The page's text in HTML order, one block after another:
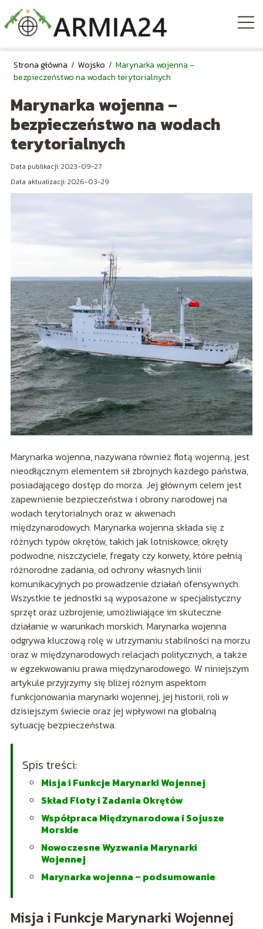
Strona główna / Wojsko / Marynarka wojenna –
bezpieczeństwo na wodach terytorialnych
Marynarka wojenna –
bezpieczeństwo na wodach
terytorialnych
Data publikacji: 2023-09-27
Data aktualizacji: 2026-03-29
Marynarka wojenna, nazywana również flotą wojenną, jest
nieodłącznym elementem sił zbrojnych każdego państwa,
posiadającego dostęp do morza. Jej głównym celem jest
zapewnienie bezpieczeństwa i obrony narodowej na
wodach terytorialnych oraz w akwenach
międzynarodowych. Marynarka wojenna składa się z
różnych typów okrętów, takich jak lotniskowce, okręty
podwodne, niszczyciele, fregaty czy korwety, które pełnią
różnorodne zadania, od ochrony własnych linii
komunikacyjnych po prowadzenie działań ofensywnych.
Wszystkie te jednostki są wyposażone w specjalistyczny
sprzęt oraz uzbrojenie, umożliwiające im skuteczne
działanie w warunkach morskich. Marynarka wojenna
odgrywa kluczową rolę w utrzymaniu stabilności na morzu
oraz w międzynarodowych relacjach politycznych, a także
w egzekwowaniu prawa międzynarodowego. W niniejszym
artykule przyjrzymy się bliżej różnym aspektom
funkcjonowania marynarki wojennej, jej historii, roli w
dzisiejszym świecie oraz jej wpływowi na globalną
sytuację bezpieczeństwa.
Spis treści:
Misja i Funkcje Marynarki Wojennej
Skład Floty i Zadania Okrętów
Współpraca Międzynarodowa i Sojusze
Morskie
Nowoczesne Wyzwania Marynarki
Wojennej
Marynarka wojenna – podsumowanie
Misja i Funkcje Marynarki Wojennej